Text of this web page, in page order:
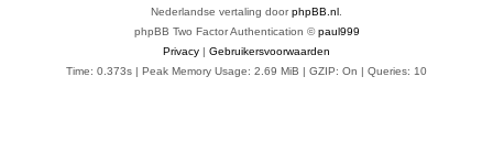
Nederlandse vertaling doorphpBB.nl
phpBB Two Factor Authentication ©paul999
Privacy | Gebruikersvoorwaarden
Time: 0.373s | Peak Memory Usage: 2.69 MiB | GZIP: On | Queries: 10